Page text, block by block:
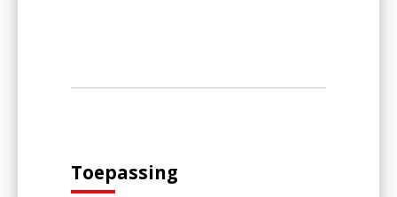
Toepassing